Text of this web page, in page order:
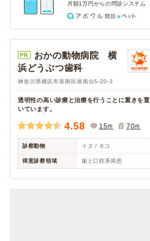
月額1万円からの問診システム
PR
おかの動物病院 横
浜どうぶつ歯科
神奈川県横浜市港南区港南台5-20-3
透明性の高い診療と治療を行うことに重きを置
いています。
4.58 15件 70件
診察動物 イヌ / ネコ
得意診察領域 歯と口腔系疾患